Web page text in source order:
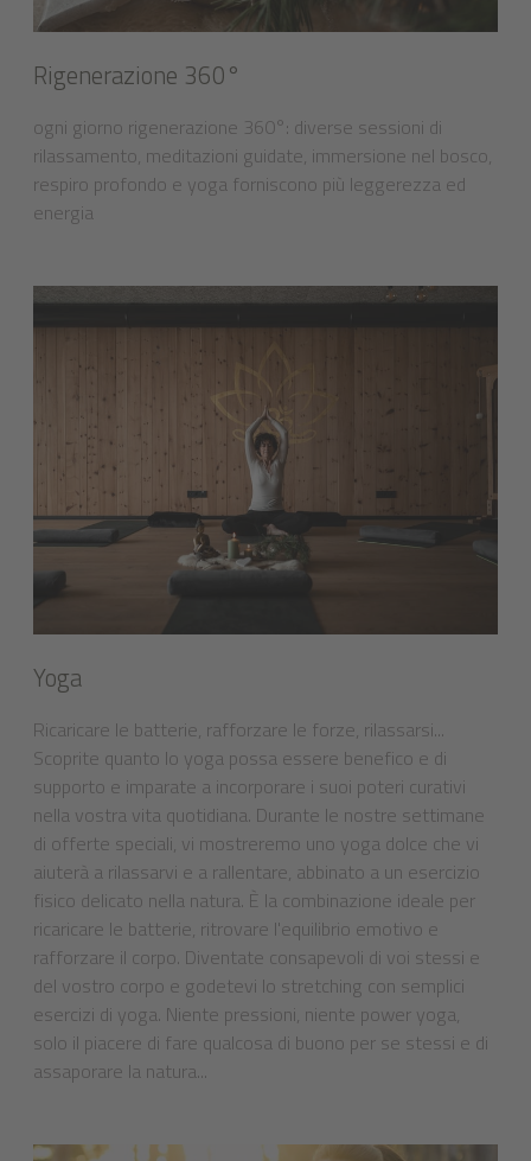
Rigenerazione 360°
ogni giorno rigenerazione 360°: diverse sessioni di
rilassamento, meditazioni guidate, immersione nel bosco,
respiro profondo e yoga forniscono più leggerezza ed
energia
Yoga
Ricaricare le batterie, rafforzare le forze, rilassarsi...
Scoprite quanto lo yoga possa essere benefico e di
supporto e imparate a incorporare i suoi poteri curativi
nella vostra vita quotidiana. Durante le nostre settimane
di offerte speciali, vi mostreremo uno yoga dolce che vi
aiuterà a rilassarvi e a rallentare, abbinato a un esercizio
fisico delicato nella natura. È la combinazione ideale per
ricaricare le batterie, ritrovare l'equilibrio emotivo e
rafforzare il corpo. Diventate consapevoli di voi stessi e
del vostro corpo e godetevi lo stretching con semplici
esercizi di yoga. Niente pressioni, niente power yoga,
solo il piacere di fare qualcosa di buono per se stessi e di
assaporare la natura...